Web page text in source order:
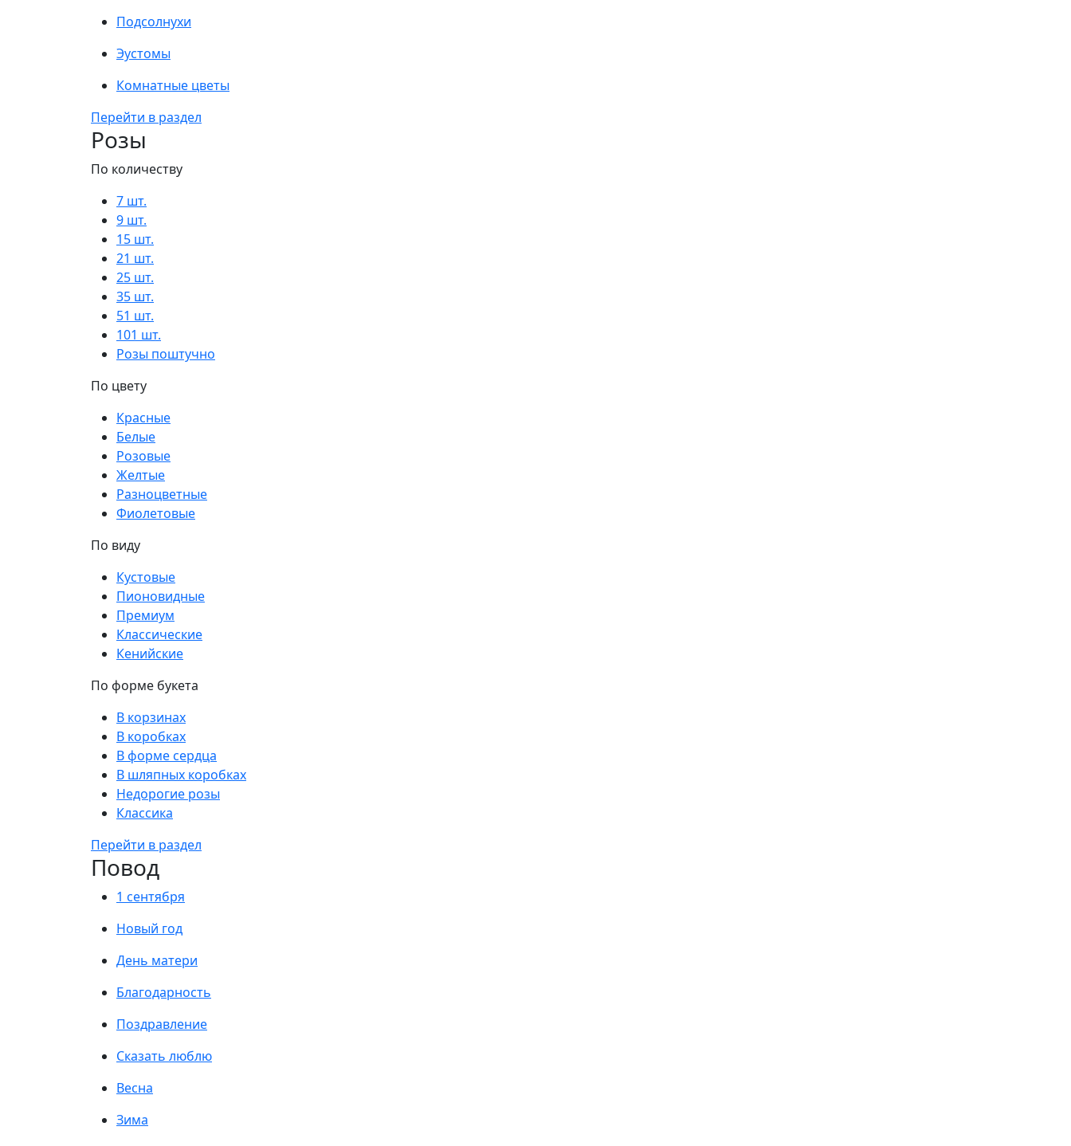
Подсолнухи
Эустомы
Комнатные цветы
Перейти в раздел
Розы
По количеству
7 шт.
9 шт.
15 шт.
21 шт.
25 шт.
35 шт.
51 шт.
101 шт.
Розы поштучно
По цвету
Красные
Белые
Розовые
Желтые
Разноцветные
Фиолетовые
По виду
Кустовые
Пионовидные
Премиум
Классические
Кенийские
По форме букета
В корзинах
В коробках
В форме сердца
В шляпных коробках
Недорогие розы
Классика
Перейти в раздел
Повод
1 сентября
Новый год
День матери
Благодарность
Поздравление
Сказать люблю
Весна
Зима